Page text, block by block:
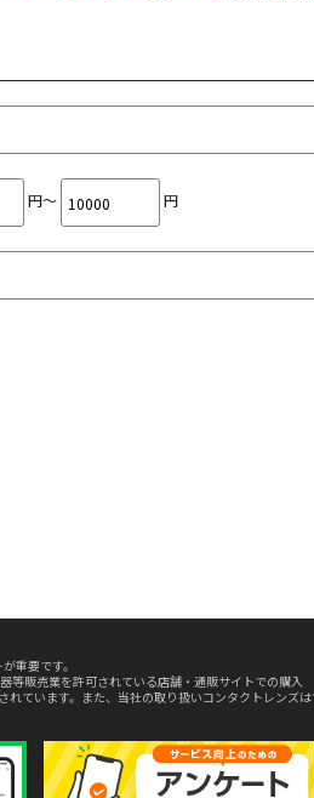
円～ 円
重要です。
販売業を許可されている店舗・通販サイトでの購
ています。また、当社の取り扱いコンタクトレンズ